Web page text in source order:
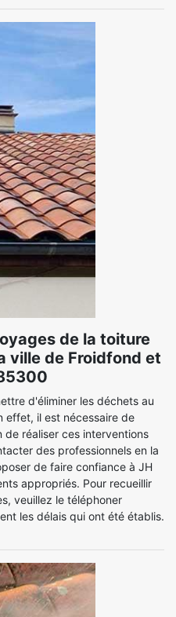
de la toiture
ville de Froidfond et
d'éliminer les déchets au
effet, il est nécessaire de
réaliser ces interventions
des professionnels en la
de faire confiance à JH
appropriés. Pour recueillir
veuillez le téléphoner
les délais qui ont été établis.